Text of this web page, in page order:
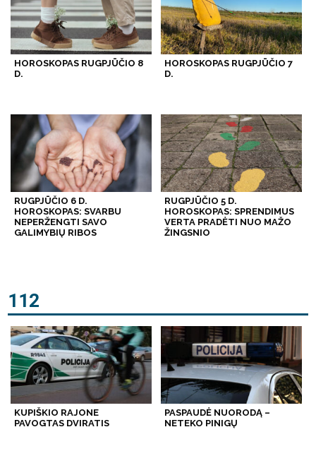
HOROSKOPAS RUGPJŪČIO 8
D.
HOROSKOPAS RUGPJŪČIO 7
D.
RUGPJŪČIO 6 D.
HOROSKOPAS: SVARBU
NEPERŽENGTI SAVO
GALIMYBIŲ RIBOS
RUGPJŪČIO 5 D.
HOROSKOPAS: SPRENDIMUS
VERTA PRADĖTI NUO MAŽO
ŽINGSNIO
112
KUPIŠKIO RAJONE
PAVOGTAS DVIRATIS
PASPAUDĖ NUORODĄ –
NETEKO PINIGŲ